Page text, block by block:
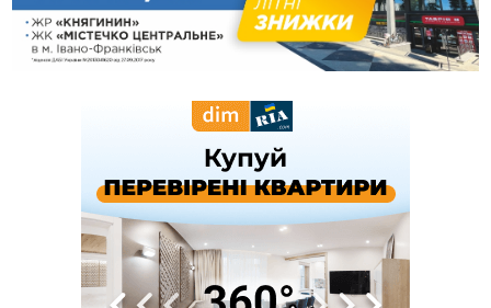
Вчора
У Богородчанах на "зебрі" водій Audi наїхав на
Загальна площа всіх книгарень України - трохи більше ніж 6
На "зебрі" у Франківську два мотоциклісти збили жінку
Прикарпаття серед лідерів за будівництвом новобудов і
рекордсмен за зростанням цін на житло
ВІДЕО
Де безпечно купатися на Прикарпатті?
У Франківську дружина загиблого воїна створила
організацію «КОД 7'Я», аби підтримувати військових та їхні